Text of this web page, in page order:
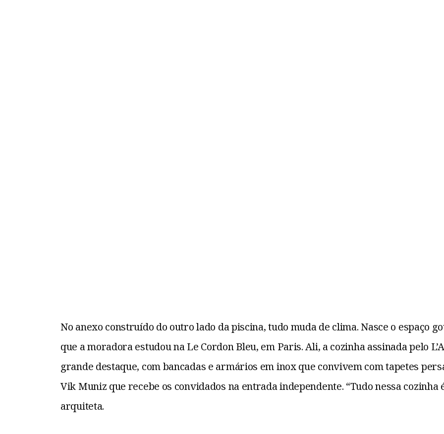
No anexo construído do outro lado da piscina, tudo muda de clima. Nasce o espaço
que a moradora estudou na Le Cordon Bleu, em Paris. Ali, a cozinha assinada pelo
grande destaque, com bancadas e armários em inox que convivem com tapetes
Vik Muniz que recebe os convidados na entrada independente. “Tudo nessa cozinha
arquiteta.